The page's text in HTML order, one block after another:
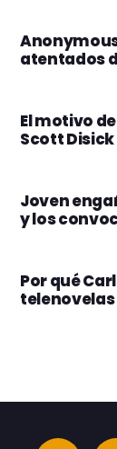
atentados
El motivo
Scott Disick
Joven
y los
Por qué
telenovelas